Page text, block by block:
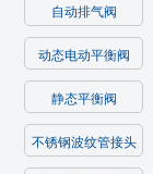
自动排气阀
动态电动平衡阀
静态平衡阀
不锈钢波纹管接头